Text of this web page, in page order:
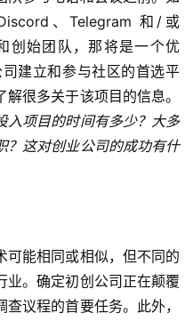
、Telegram 和/或
创始团队，那将是一个优
建立和参与社区的首选平
很多关于该项目的信息。
入项目的时间有多少？大多
？这对创业公司的成功有什
能相同或相似，但不同的
业。确定初创公司正在颠覆
查议程的首要任务。此外，